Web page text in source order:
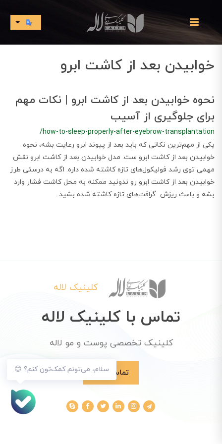
خوابیدن بعد از کاشت ابرو
نحوه خوابیدن بعد از کاشت ابرو | نکات مهم
برای جلوگیری از آسیب
/how-to-sleep-properly-after-eyebrow-transplantation
یکی از مهم‌ترین نکاتی که باید بعد از پیوند ابرو رعایت بشه، نحوه
خوابیدن بعد از کاشت ابرو ست. مدل خوابیدن بعد از کاشت ابرو نقش
مهمی توی رشد فولیکول‌های تازه کاشته شده داره. اگه به درستی طرز
خوابیدن بعد از کاشت ابرو رو ندونید ممکنه به محل کاشت فشار وارد
بشه و باعث ریزش گرافت‌های تازه کاشته شده بشید.
سلام، می‌تونم کمک‌تون کنم؟ 😊
کلینیک لاله
تماس با کلینیک لاله
کلینیک تخصصی پوست و مو لاله
تماس با ما